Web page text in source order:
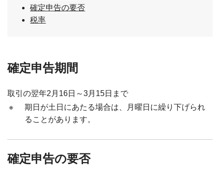
確定申告の要否
税率
確定申告期間
取引の翌年2月16日～3月15日まで
※
期日が土日にあたる場合は、月曜日に繰り下げられ
ることがあります。
確定申告の要否